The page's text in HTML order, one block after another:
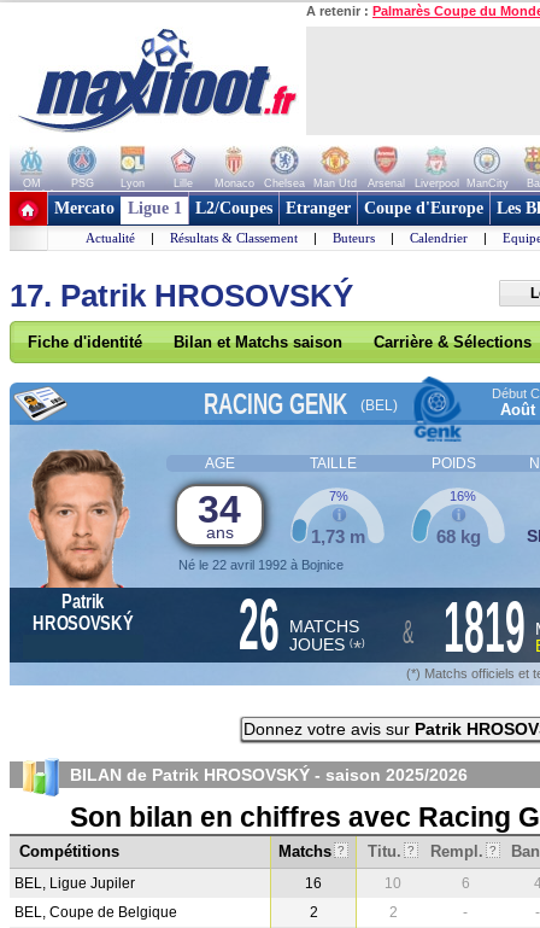
A retenir : Palmarès Coupe du
OM PSG Lyon Lille Monaco Chelsea Man Utd Arsenal Liverpool ManCity
+ de clubs
Mercato Ligue 1 L2/Coupes Etranger Coupe d'Europe Les
Actualité | Résultats & Classement | Buteurs | Calendrier |
17. Patrik HROSOVSKÝ
Fiche d'identité Bilan et Matchs saison Carrière & Sélections
RACING GENK (BEL)
Début
Août
AGE TAILLE POIDS
34
ans
Né le 22 avril 1992 à Bojnice
1,73 m
7%
68 kg
16%
Patrik
HROSOVSKÝ
26 MATCHS
JOUES (*) & 1819
(*) Matchs officiels et
Donnez votre avis sur Patrik
BILAN de Patrik HROSOVSKÝ - saison 2025/2026
Son bilan en chiffres avec Racing
Compétitions Matchs ? Titu. ? Rempl. ?
BEL, Ligue Jupiler 16 10 6
BEL, Coupe de Belgique
2 2 -
-